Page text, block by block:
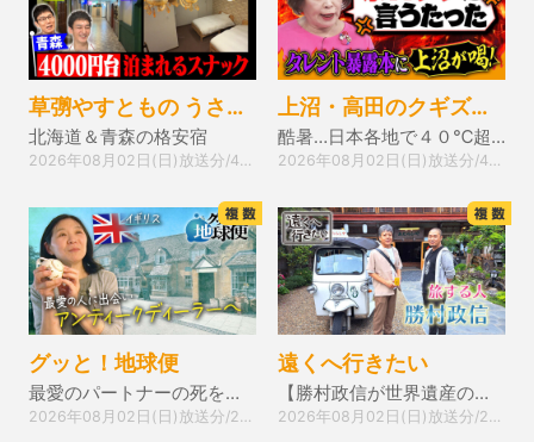
草彅やすともの うさぎとかめ
北海道＆青森の格安宿
2026年08月02日(日)放送分/44分
上沼・高田のクギズケ！
酷暑…日本各地で４０℃超え▽加賀まりこが緊急搬送
2026年08月02日(日)放送分/43分
グッと！地球便
最愛のパートナーの死を乗り越え英国アンティークに生きる娘
遠くへ行きたい
【勝村政信が世界遺産の奈良へ】石舞台古墳＆神秘の鍾乳洞